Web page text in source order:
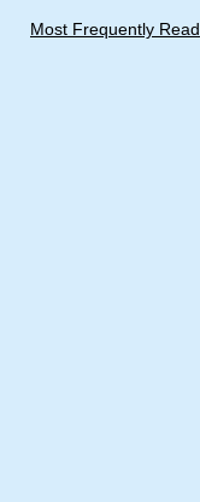
Most Frequently Read